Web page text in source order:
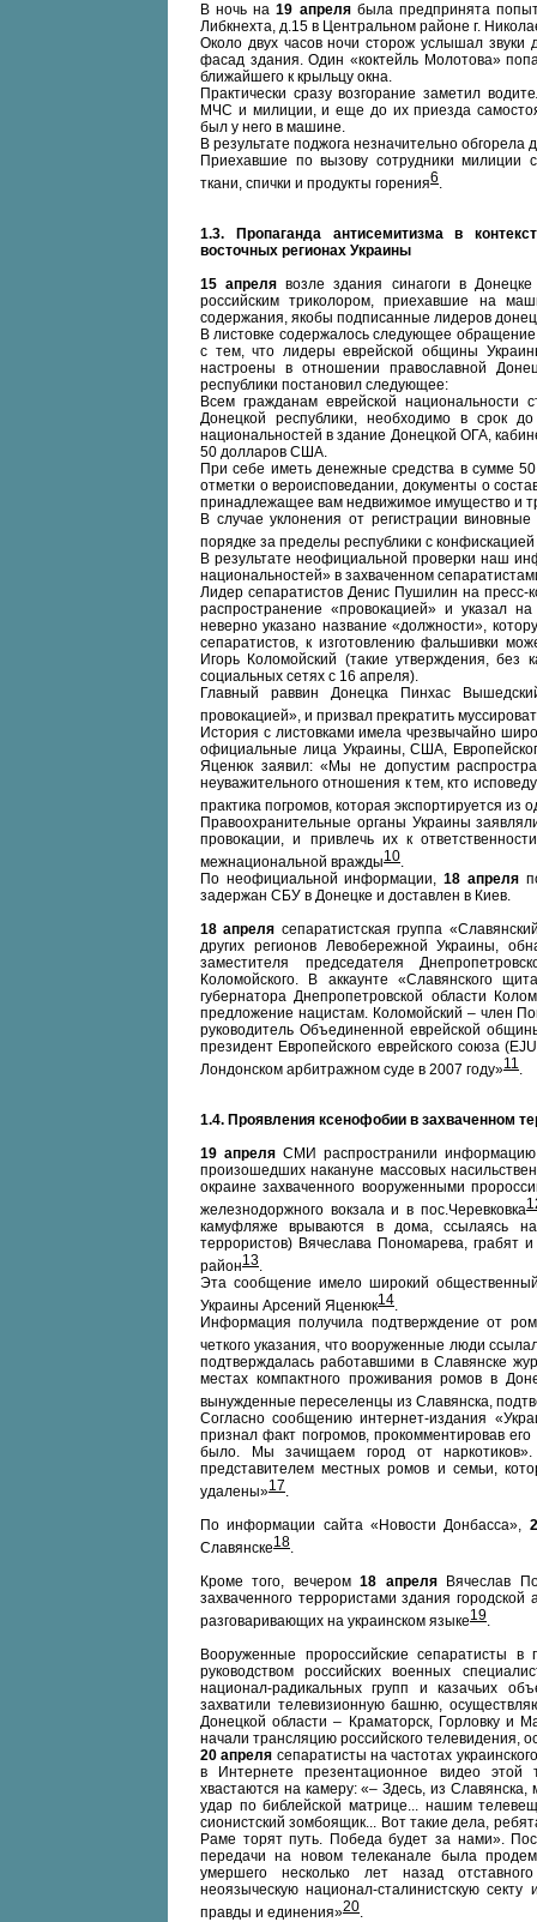
В ночь на19 апрелябыла предпринята
Либкнехта, д.15 в Центральном районе г.
Около двух часов ночи сторож услышал звуки
фасад здания. Один «коктейль Молотова»
ближайшего к крыльцу окна.
Практически сразу возгорание заметил
МЧС и милиции, и еще до их приезда
был у него в машине.
В результате поджога незначительно обгорела
Приехавшие по вызову сотрудники милиции
ткани, спички и продукты горения6.
1.3. Пропаганда антисемитизма в
восточных регионах Украины
15 апреля возле здания синагоги в
российским триколором, приехавшие на
содержания, якобы подписанные лидеров
В листовке содержалось следующее
с тем, что лидеры еврейской общины
настроены в отношении православной
республики постановил следующее:
Всем гражданам еврейской
Донецкой республики, необходимо в срок
национальностей в здание Донецкой ОГА,
50 долларов США.
При себе иметь денежные средства в сумме
отметки о вероисповедании, документы о
принадлежащее вам недвижимое имущество и
В случае уклонения от регистрации
порядке за пределы республики с
В результате неофициальной проверки наш
национальностей» в захваченном
Лидер сепаратистов Денис Пушилин на пресс-
распространение «провокацией» и указал
неверно указано название «должности»,
сепаратистов, к изготовлению фальшивки
Игорь Коломойский (такие утверждения,
социальных сетях с 16 апреля).
Главный раввин Донецка Пинхас
провокацией», и призвал прекратить
История с листовками имела чрезвычайно
официальные лица Украины, США,
Яценюк заявил: «Мы не допустим
неуважительного отношения к тем, кто
практика погромов, которая экспортируется из
Правоохранительные органы Украины
провокации, и привлечь их к
межнациональной вражды10.
По неофициальной информации,18 апреля
задержан СБУ в Донецке и доставлен в Киев.
18 апреля сепаратистская группа
других регионов Левобережной Украины,
заместителя председателя
Коломойского. В аккаунте «Славянского
губернатора Днепропетровской области
предложение нацистам. Коломойский – член
руководитель Объединенной еврейской
президент Европейского еврейского союза
Лондонском арбитражном суде в 2007 году»11.
1.4. Проявления ксенофобии в захваченном
19 апреляСМИ распространили информацию
произошедших накануне массовых
окраине захваченного вооруженными
железнодоржного вокзала и в пос.Черевковка
камуфляже врываются в дома, ссылаясь
террористов) Вячеслава Пономарева, грабят
район13.
Эта сообщение имело широкий
Украины Арсений Яценюк14.
Информация получила подтверждение от
четкого указания, что вооруженные люди
подтверждалась работавшими в Славянске
местах компактного проживания ромов в
вынужденные переселенцы из Славянска,
Согласно сообщению интернет-издания
признал факт погромов, прокомментировав
было. Мы зачищаем город от
представителем местных ромов и семьи,
удалены»17.
По информации сайта «Новости Донбасса»,
Славянске18.
Кроме того, вечером18 апреля Вячеслав
захваченного террористами здания
разговаривающих на украинском языке19.
Вооруженные пророссийские сепаратисты
руководством российских военных
национал-радикальных групп и казачьих
захватили телевизионную башню,
Донецкой области – Краматорск, Горловку и
начали трансляцию российского телевидения,
20 апреля сепаратисты на частотах
в Интернете презентационное видео этой
хвастаются на камеру: «– Здесь, из
удар по библейской матрице... нашим
сионистский зомбоящик... Вот такие дела,
Раме торят путь. Победа будет за нами».
передачи на новом телеканале была
умершего несколько лет назад
неоязыческую национал-сталинистскую
правды и единения»20.